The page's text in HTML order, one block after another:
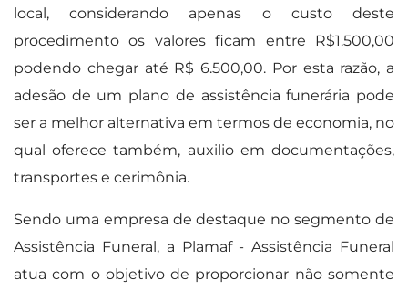
local, considerando apenas o custo deste
procedimento os valores ficam entre R$1.500,00
podendo chegar até R$ 6.500,00. Por esta razão, a
adesão de um plano de assistência funerária pode
ser a melhor alternativa em termos de economia, no
qual oferece também, auxilio em documentações,
transportes e cerimônia.
Sendo uma empresa de destaque no segmento de
Assistência Funeral, a Plamaf - Assistência Funeral
atua com o objetivo de proporcionar não somente